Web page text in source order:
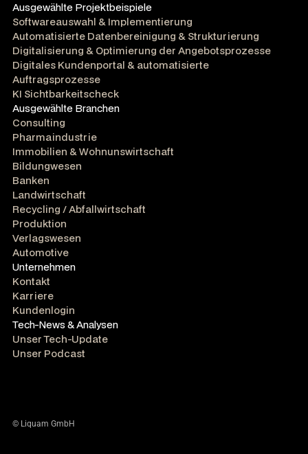
Ausgewählte Projektbeispiele
Softwareauswahl & Implementierung
Automatisierte Datenbereinigung & Strukturierung
Digitalisierung & Optimierung der Angebotsprozesse
Digitales Kundenportal & automatisierte
Auftragsprozesse
KI Sichtbarkeitscheck
Ausgewählte Branchen
Consulting
Pharmaindustrie
Immobilien & Wohnunswirtschaft
Bildungwesen
Banken
Landwirtschaft
Recycling / Abfallwirtschaft
Produktion
Verlagswesen
Automotive
Unternehmen
Kontakt
Karriere
Kundenlogin
Tech-News & Analysen
Unser Tech-Update
Unser Podcast
© Liquam GmbH